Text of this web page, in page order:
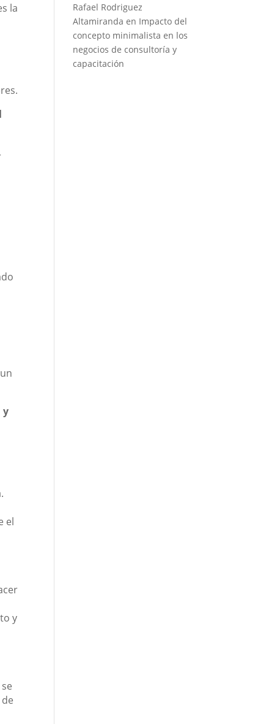
la
y
el
y
Rafael Rodriguez
Altamiranda en Impacto del
concepto minimalista en los
negocios de consultoría y
capacitación